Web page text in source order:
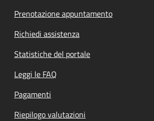
Prenotazione appuntamento
Richiedi assistenza
Statistiche del portale
Leggi le FAQ
Pagamenti
Riepilogo valutazioni